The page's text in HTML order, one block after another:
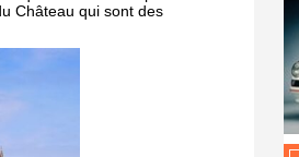
Château qui sont des